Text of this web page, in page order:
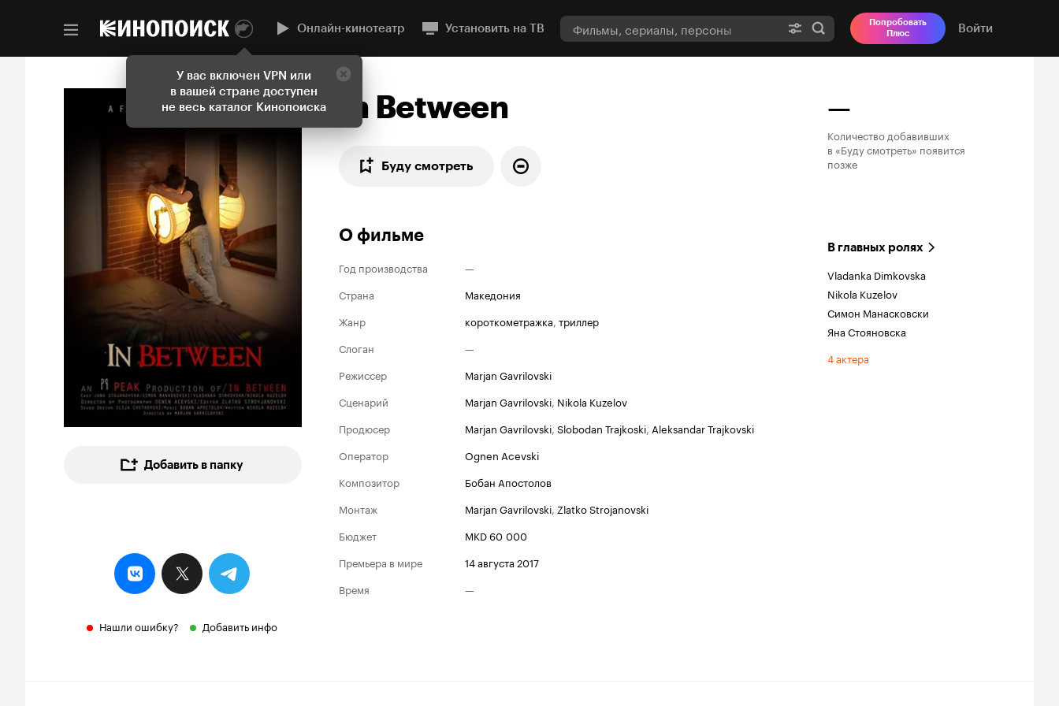
У вас включен VPN или
в вашей стране доступен
не весь каталог Кинопоиска
Онлайн-кинотеатр Установить на ТВ
Попробовать
Плюс
Войти
Добавить в папку
Нашли ошибку? Добавить инфо
In Between
Буду смотреть
—
Количество добавивших
в «Буду смотреть» появится
позже
О фильме
Год производства
—
Страна
Македония
Жанр
короткометражка, триллер
Слоган
—
Режиссер
Marjan Gavrilovski
Сценарий
Marjan Gavrilovski, Nikola Kuzelov
Продюсер
Marjan Gavrilovski, Slobodan Trajkoski, Aleksandar Trajkovski
Оператор
Ognen Acevski
Композитор
Бобан Апостолов
Монтаж
Marjan Gavrilovski, Zlatko Strojanovski
Бюджет
MKD 60 000
Премьера в мире
14 августа 2017
Время
—
В главных ролях
Vladanka Dimkovska
Nikola Kuzelov
Симон Манасковски
Яна Стояновска
4 актера